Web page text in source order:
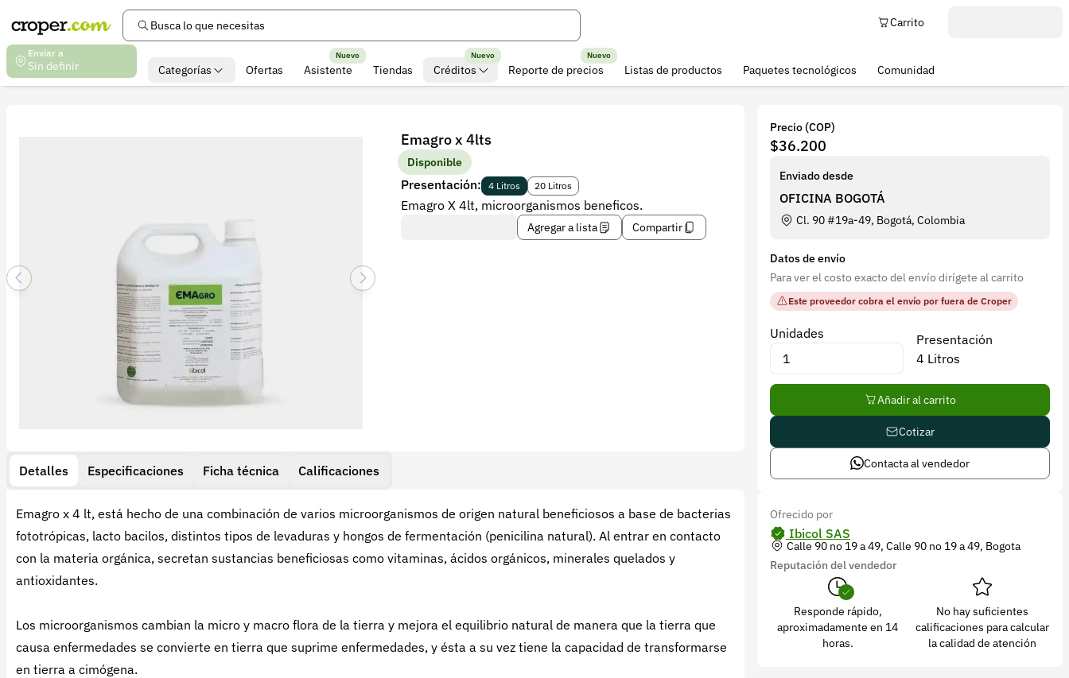
Busca lo que necesitas
Enviar a
Sin definir
Carrito
Categorías Ofertas Asistente
Nuevo
Tiendas Créditos
Nuevo
Reporte de precios
Nuevo
Listas de productos Paquetes tecnológicos Comunidad
Emagro x 4lts
Disponible
Presentación: 4 Litros 20 Litros
Emagro X 4lt, microorganismos beneficos.
Agregar a lista Compartir
Detalles Especificaciones Ficha técnica Calificaciones
Emagro x 4 lt, está hecho de una combinación de varios microorganismos de origen natural beneficiosos a base de bacterias
fototrópicas, lacto bacilos, distintos tipos de levaduras y hongos de fermentación (penicilina natural). Al entrar en contacto
con la materia orgánica, secretan sustancias beneficiosas como vitaminas, ácidos orgánicos, minerales quelados y
antioxidantes.
Los microorganismos cambian la micro y macro flora de la tierra y mejora el equilibrio natural de manera que la tierra que
causa enfermedades se convierte en tierra que suprime enfermedades, y ésta a su vez tiene la capacidad de transformarse
en tierra a cimógena.
Precio (COP)
$36.200
Enviado desde
OFICINA BOGOTÁ
Cl. 90 #19a-49, Bogotá, Colombia
Datos de envío
Para ver el costo exacto del envío dirígete al carrito
Este proveedor cobra el envío por fuera de Croper
Unidades
Presentación
4 Litros
Añadir al carrito
Cotizar
Contacta al vendedor
Ofrecido por
Ibicol SAS
Calle 90 no 19 a 49, Calle 90 no 19 a 49, Bogota
Reputación del vendedor
Responde rápido,
aproximadamente en 14
horas.
No hay suficientes
calificaciones para calcular
la calidad de atención